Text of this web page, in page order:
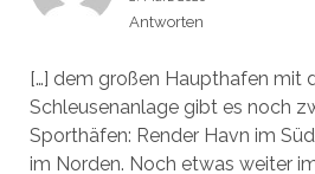
Antworten
[…] dem großen Haupthafen mit
Schleusenanlage gibt es noch
Sporthäfen: Render Havn im
im Norden. Noch etwas weiter